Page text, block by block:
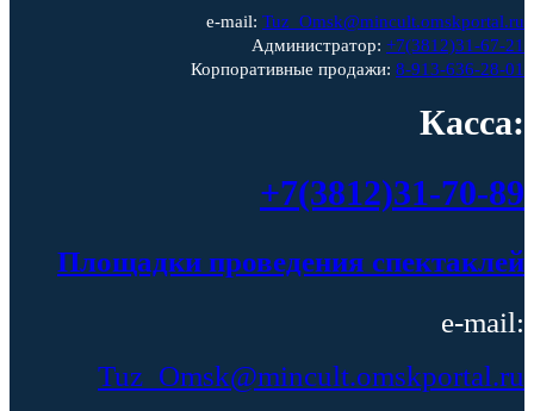
e-mail: Tuz_Omsk@mincult.omskportal.ru
Администратор: +7(3812)31-67-21
Корпоративные продажи: 8-913-636-28-01
Касса:
+7(3812)31-70-89
Площадки проведения спектаклей
e-mail:
Tuz_Omsk@mincult.omskportal.ru